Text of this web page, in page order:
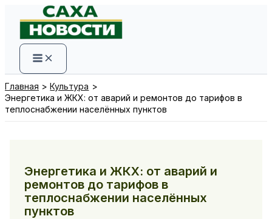
содержимому
Главная
Культура
Энергетика и ЖКХ: от аварий и ремонтов до тарифов в
теплоснабжении населённых пунктов
Энергетика и ЖКХ: от аварий и
ремонтов до тарифов в
теплоснабжении населённых
пунктов